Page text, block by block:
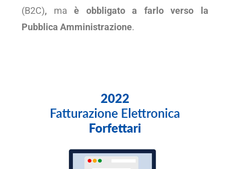
(B2C), ma è obbligato a farlo verso la
Pubblica Amministrazione.